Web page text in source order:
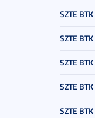
SZTE
SZTE
SZTE
SZTE
SZTE